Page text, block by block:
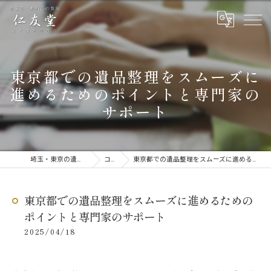
東京都での遺品整理をスムーズに
進めるためのポイントと専門家の
サポート
埼玉・東京の遺品整理なら仁友堂 コラム 東京都での遺品整理をスムーズに進めるためのポイントと専門家のサポート
東京都での遺品整理をスムーズに進めるための
ポイントと専門家のサポート
2025/04/18